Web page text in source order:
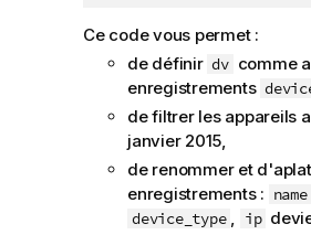
Ce code vous permet :
de définir dv comme
enregistrements
de filtrer les appareils
janvier 2015,
de renommer et
enregistrements : name
device_type , ip